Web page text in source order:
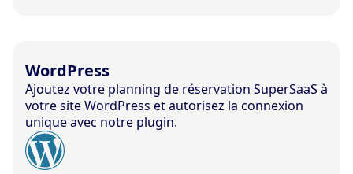
WordPress
Ajoutez votre planning de réservation SuperSaaS à
votre site WordPress et autorisez la connexion
unique avec notre plugin.